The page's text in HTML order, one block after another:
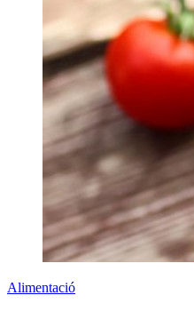
Alimentació